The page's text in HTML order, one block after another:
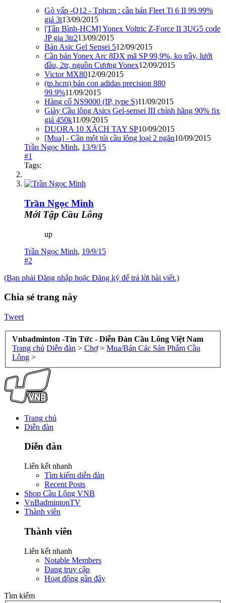
Gò vấp -Q12 - Tphcm : cần bán Fleet Ti 6 II 99.99%
giá 3t13/09/2015
[Tân Bình-HCM] Yonex Voltric Z-Force II 3UG5 code
JP gia 3tr213/09/2015
Bán Asic Gel Sensei 512/09/2015
Cần bán Yonex Arc 8DX mã SP 99,9%, ko trầy, lưới
đầu, 2tr, nguồn Cương Yonex12/09/2015
Victor MX8012/09/2015
(tp.hcm) bán con adidas precision 880
99.9%11/09/2015
Hàng cổ NS9000 (IP, type S)11/09/2015
Giày Cầu lông Asics Gel-sensei III chính hãng 90% fix
giá 450k11/09/2015
DUORA 10 XÁCH TAY SP10/09/2015
[Mua] - Cần một túi cầu lông loại 2 ngăn10/09/2015
Trần Ngọc Minh, 13/9/15
#1
Tags:
Trần Ngọc Minh
Mới Tập Cầu Lông
up
Trần Ngọc Minh, 19/9/15
#2
(Bạn phải Đăng nhập hoặc Đăng ký để trả lời bài viết.)
Chia sẻ trang này
Tweet
Vnbadminton -Tin Tức - Diễn Đàn Cầu Lông Việt Nam
Trang chủ Diễn đàn > Chợ > Mua/Bán Các Sản Phẩm Cầu
Lông >
Trang chủ
Diễn đàn
Diễn đàn
Liên kết nhanh
Tìm kiếm diễn đàn
Recent Posts
Shop Cầu Lông VNB
VnBadmintonTV
Thành viên
Thành viên
Liên kết nhanh
Notable Members
Đang truy cập
Hoạt động gần đây
Tìm kiếm